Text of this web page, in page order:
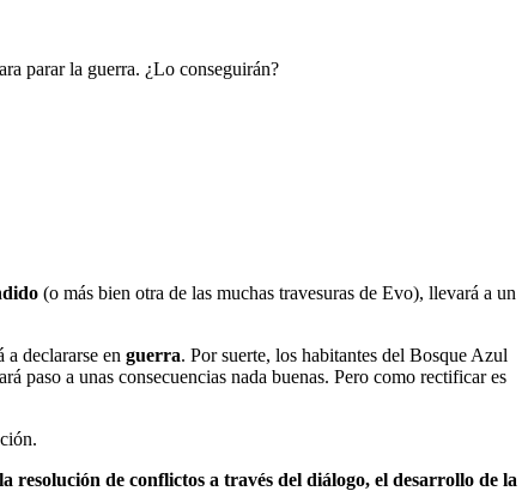
parar la guerra. ¿Lo conseguirán?
(o más bien otra de las muchas travesuras de Evo), llevará a un
declararse en guerra. Por suerte, los habitantes del Bosque Azul
paso a unas consecuencias nada buenas. Pero como rectificar es
resolución de conflictos a través del diálogo, el desarrollo de la